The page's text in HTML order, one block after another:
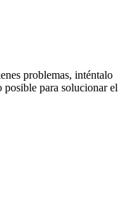
problemas, inténtalo
posible para solucionar el